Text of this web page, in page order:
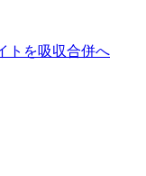
トを吸収合併へ